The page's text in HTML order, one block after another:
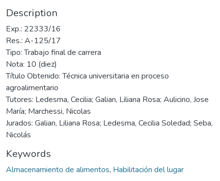
Description
Exp.: 22333/16
Res.: A-125/17
Tipo: Trabajo final de carrera
Nota: 10 (diez)
Título Obtenido: Técnica universitaria en proceso
agroalimentario
Tutores: Ledesma, Cecilia; Galian, Liliana Rosa; Aulicino, Jose
María; Marchessi, Nicolas
Jurados: Galian, Liliana Rosa; Ledesma, Cecilia Soledad; Seba,
Nicolás
Keywords
Almacenamiento de alimentos, Habilitación del lugar